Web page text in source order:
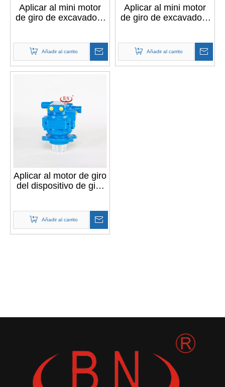
Aplicar al mini motor
de giro de excavadora
Añadir al carrito
Aplicar al mini motor
de giro de excavadora
Añadir al carrito
Aplicar al motor de giro
del dispositivo de giro
Añadir al carrito